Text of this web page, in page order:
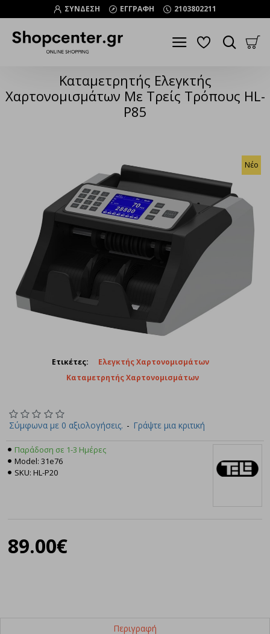
ΣΥΝΔΕΣΗ ΕΓΓΡΑΦΗ 2103802211
Καταμετρητής Ελεγκτής
Χαρτονομισμάτων Με Τρείς Τρόπους HL-
P85
Νέο
Ετικέτες:
Ελεγκτής Χαρτονομισμάτων
Καταμετρητής Χαρτονομισμάτων
Σύμφωνα με 0 αξιολογήσεις. - Γράψτε μια κριτική
89.00€
Παράδοση σε 1-3 Ημέρες
Model: 31e76
SKU: HL-P20
Περιγραφή